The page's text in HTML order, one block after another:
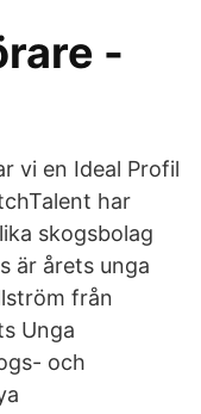
-
vi en Ideal Profil
har
skogsbolag
är årets unga
från
Unga
och